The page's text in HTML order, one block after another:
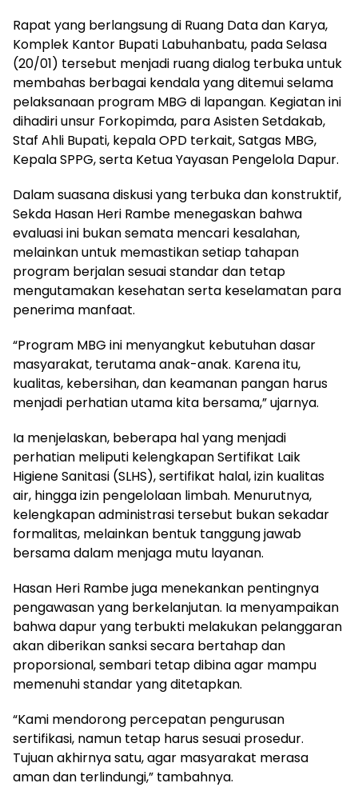
Rapat yang berlangsung di Ruang Data dan Karya,
Komplek Kantor Bupati Labuhanbatu, pada Selasa
(20/01) tersebut menjadi ruang dialog terbuka untuk
membahas berbagai kendala yang ditemui selama
pelaksanaan program MBG di lapangan. Kegiatan ini
dihadiri unsur Forkopimda, para Asisten Setdakab,
Staf Ahli Bupati, kepala OPD terkait, Satgas MBG,
Kepala SPPG, serta Ketua Yayasan Pengelola Dapur.
Dalam suasana diskusi yang terbuka dan konstruktif,
Sekda Hasan Heri Rambe menegaskan bahwa
evaluasi ini bukan semata mencari kesalahan,
melainkan untuk memastikan setiap tahapan
program berjalan sesuai standar dan tetap
mengutamakan kesehatan serta keselamatan para
penerima manfaat.
“Program MBG ini menyangkut kebutuhan dasar
masyarakat, terutama anak-anak. Karena itu,
kualitas, kebersihan, dan keamanan pangan harus
menjadi perhatian utama kita bersama,” ujarnya.
Ia menjelaskan, beberapa hal yang menjadi
perhatian meliputi kelengkapan Sertifikat Laik
Higiene Sanitasi (SLHS), sertifikat halal, izin kualitas
air, hingga izin pengelolaan limbah. Menurutnya,
kelengkapan administrasi tersebut bukan sekadar
formalitas, melainkan bentuk tanggung jawab
bersama dalam menjaga mutu layanan.
Hasan Heri Rambe juga menekankan pentingnya
pengawasan yang berkelanjutan. Ia menyampaikan
bahwa dapur yang terbukti melakukan pelanggaran
akan diberikan sanksi secara bertahap dan
proporsional, sembari tetap dibina agar mampu
memenuhi standar yang ditetapkan.
“Kami mendorong percepatan pengurusan
sertifikasi, namun tetap harus sesuai prosedur.
Tujuan akhirnya satu, agar masyarakat merasa
aman dan terlindungi,” tambahnya.